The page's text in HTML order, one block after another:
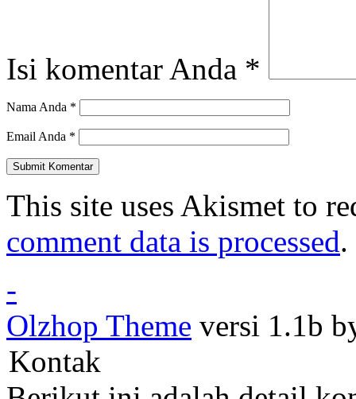
Isi komentar Anda *
Nama Anda *
Email Anda *
This site uses Akismet to
comment data is processed.
-
Olzhop Theme versi 1.1b
Kontak